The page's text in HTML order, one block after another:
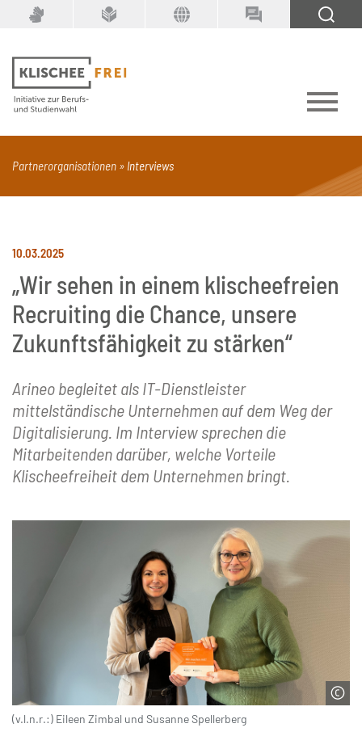
Suchbegriff
PDF Seite mit Video Alle Dokumenttypen
Partnerorganisationen Interviews
10.03.2025
„Wir sehen in einem klischeefreien
Recruiting die Chance, unsere
Zukunftsfähigkeit zu stärken“
Arineo begleitet als IT-Dienstleister
mittelständische Unternehmen auf dem Weg der
Digitalisierung. Im Interview sprechen die
Mitarbeitenden darüber, welche Vorteile
Klischeefreiheit dem Unternehmen bringt.
© Arineo GmbH
(v.l.n.r.:) Eileen Zimbal und Susanne Spellerberg